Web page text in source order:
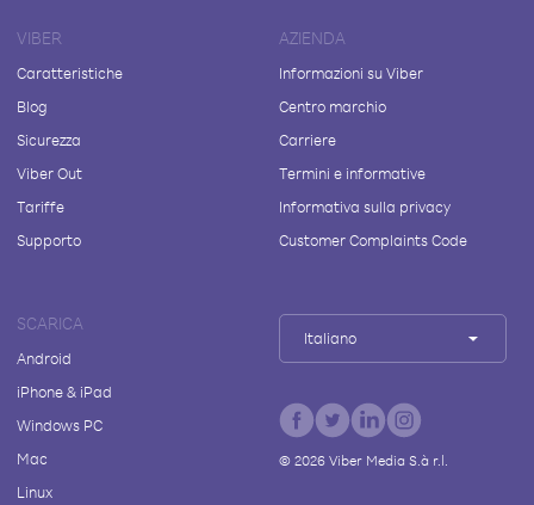
VIBER
Caratteristiche
Blog
Sicurezza
Viber Out
Tariffe
Supporto
AZIENDA
Informazioni su Viber
Centro marchio
Carriere
Termini e informative
Informativa sulla privacy
Customer Complaints Code
SCARICA
Android
iPhone & iPad
Windows PC
Mac
Linux
Italiano
© 2026Viber Media S.à r.l.